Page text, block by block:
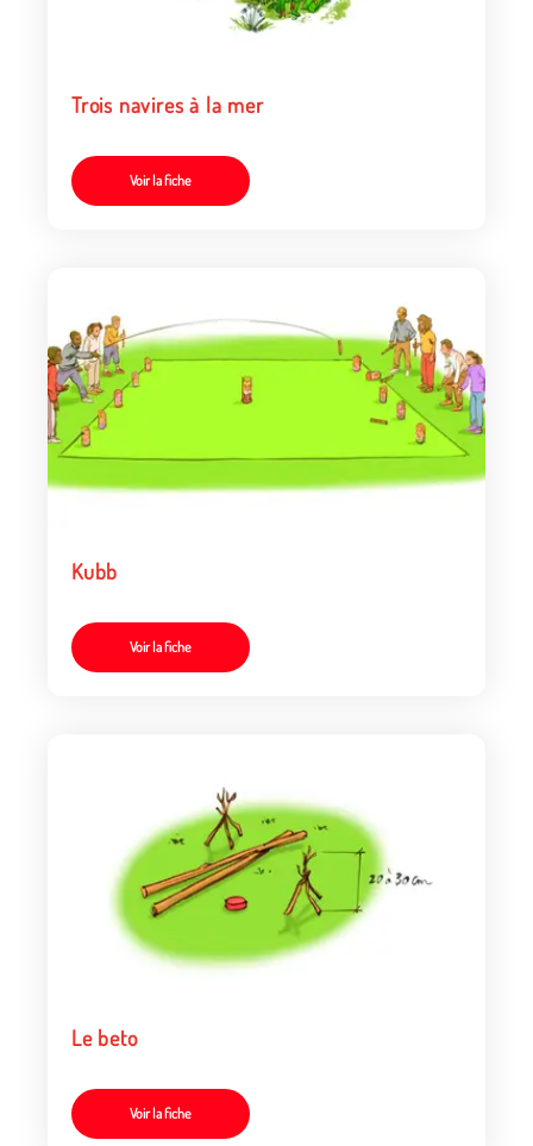
Trois navires à la mer
Voir la fiche
Kubb
Voir la fiche
Le beto
Voir la fiche